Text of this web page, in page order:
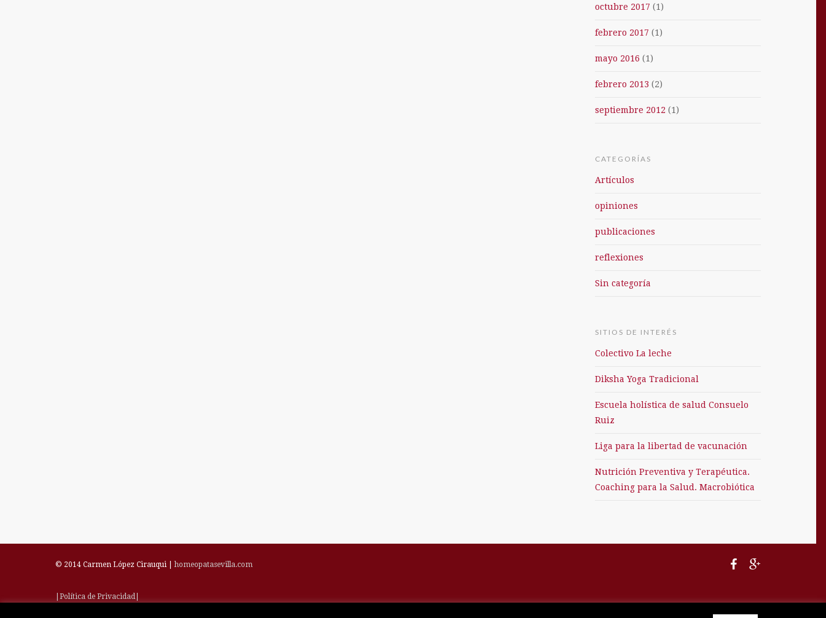
octubre 2017 (1)
febrero 2017 (1)
mayo 2016 (1)
febrero 2013 (2)
septiembre 2012 (1)
CATEGORÍAS
Artículos
opiniones
publicaciones
reflexiones
Sin categoría
SITIOS DE INTERÉS
Colectivo La leche
Diksha Yoga Tradicional
Escuela holística de salud Consuelo
Ruiz
Liga para la libertad de vacunación
Nutrición Preventiva y Terapéutica.
Coaching para la Salud. Macrobiótica
© 2014 Carmen López Cirauqui |homeopatasevilla.com
|Política de Privacidad|